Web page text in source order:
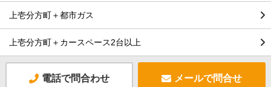
上壱分方町＋都市ガス
上壱分方町＋カースペース2台以上
電話で問合わせ メールで問合せ